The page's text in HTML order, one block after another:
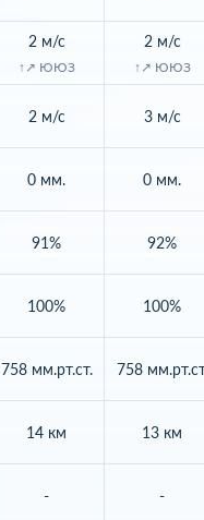
2 м/с
↑↗ ЮЮЗ
2 м/с
0 мм.
91%
100%
758 мм.рт.ст.
14 км
-
2 м/с
↑↗ ЮЮЗ
3 м/с
0 мм.
92%
100%
758
13 км
-